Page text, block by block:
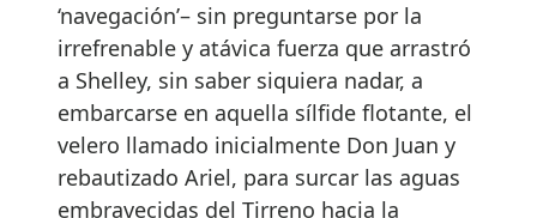
‘navegación’– sin preguntarse por la
irrefrenable y atávica fuerza que arrastró
a Shelley, sin saber siquiera nadar, a
embarcarse en aquella sílfide flotante, el
velero llamado inicialmente Don Juan y
rebautizado Ariel, para surcar las aguas
embravecidas del Tirreno hacia la